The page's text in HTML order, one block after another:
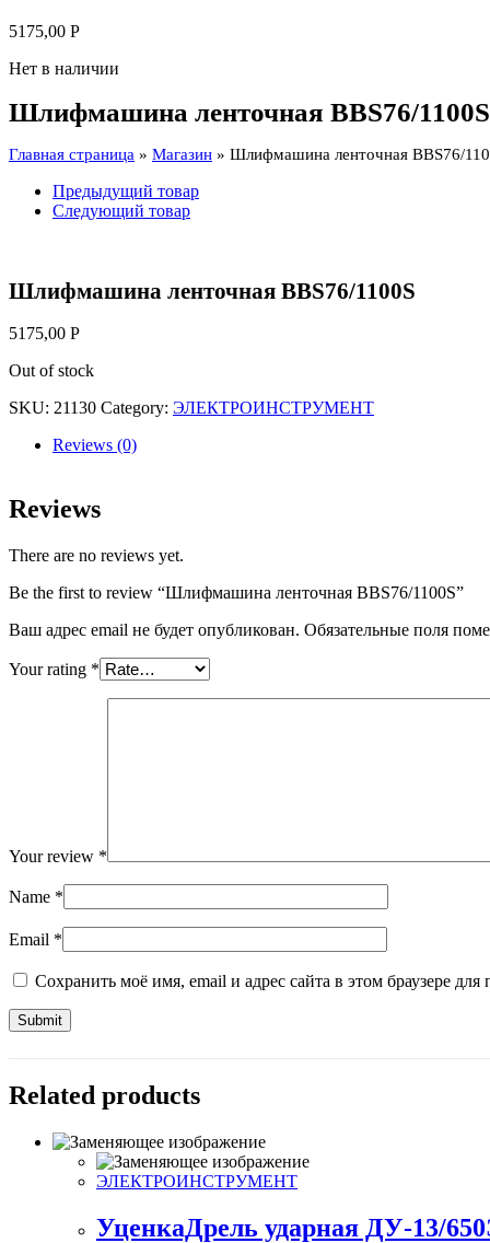
5175,00 Р
Нет в наличии
Шлифмашина ленточная BBS76/1100S
Главная страница » Магазин » Шлифмашина ленточная BBS76/
Предыдущий товар
Следующий товар
Шлифмашина ленточная BBS76/1100S
5175,00 Р
Out of stock
SKU: 21130 Category: ЭЛЕКТРОИНСТРУМЕНТ
Reviews (0)
Reviews
There are no reviews yet.
Be the first to review “Шлифмашина ленточная BBS76/1100S”
Ваш адрес email не будет опубликован. Обязательные поля
Your rating *
Your review *
Name *
Email *
Сохранить моё имя, email и адрес сайта в этом браузере
Related products
ЭЛЕКТРОИНСТРУМЕНТ
УценкаДрель ударная ДУ-13/